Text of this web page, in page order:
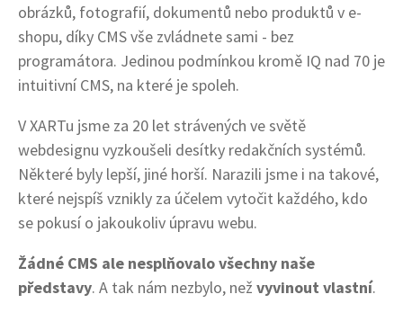
obrázků, fotografií, dokumentů nebo produktů v e-
shopu, díky CMS vše zvládnete sami - bez
programátora. Jedinou podmínkou kromě IQ nad 70 je
intuitivní CMS, na které je spoleh.
V XARTu jsme za 20 let strávených ve světě
webdesignu vyzkoušeli desítky redakčních systémů.
Některé byly lepší, jiné horší. Narazili jsme i na takové,
které nejspíš vznikly za účelem vytočit každého, kdo
se pokusí o jakoukoliv úpravu webu.
Žádné CMS ale nesplňovalo všechny naše
představy. A tak nám nezbylo, než vyvinout vlastní.